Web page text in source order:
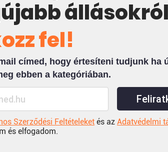
fel!
címed, hogy értesíteni tudjunk ha
ebben a kategóriában.
Szerződési Feltételeket és az Adatvédelmi
és elfogadom.